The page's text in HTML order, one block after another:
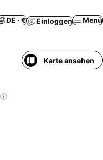
DE · € Einloggen Menü
Karte ansehen